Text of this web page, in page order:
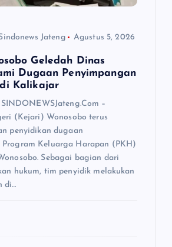
Jateng Agustus 5, 2026
Geledah Dinas
Dugaan Penyimpangan
Kalikajar
–
(Kejari) Wonosobo terus
penyidikan dugaan
Program Keluarga Harapan (PKH)
Sebagai bagian dari
hukum, tim penyidik melakukan
di…